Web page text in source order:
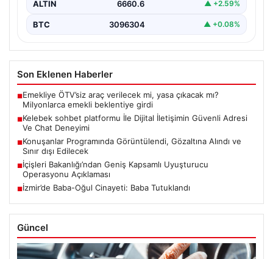
ALTIN 6660.6 ▲ +2.59%
BTC 3096304 ▲ +0.08%
Son Eklenen Haberler
■Emekliye ÖTV’siz araç verilecek mi, yasa çıkacak mı?
Milyonlarca emekli beklentiye girdi
■Kelebek sohbet platformu İle Dijital İletişimin Güvenli Adresi
Ve Chat Deneyimi
■Konuşanlar Programında Görüntülendi, Gözaltına Alındı ve
Sınır dışı Edilecek
■İçişleri Bakanlığı’ndan Geniş Kapsamlı Uyuşturucu
Operasyonu Açıklaması
■İzmir’de Baba-Oğul Cinayeti: Baba Tutuklandı
Güncel